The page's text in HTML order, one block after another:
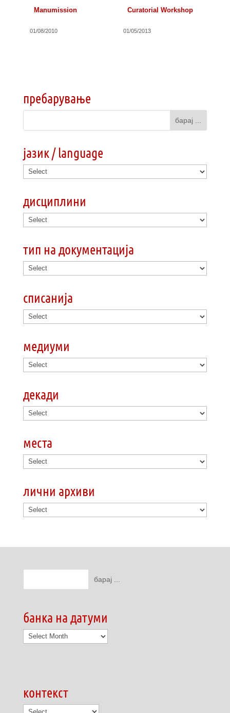
Manumission
01/08/2010
Curatorial Workshop
01/05/2013
пребарување
јазик / language
дисциплини
тип на документација
списанија
медиуми
декади
места
лични архиви
банка на датуми
банка
на
контекст